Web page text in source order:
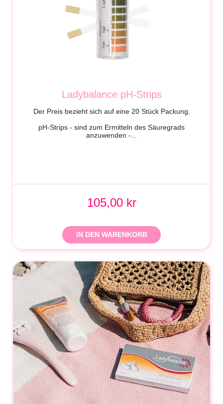
Ladybalance pH-Strips
Der Preis bezieht sich auf eine 20 Stück Packung.
pH-Strips - sind zum Ermitteln des Säuregrads
anzuwenden -...
105,00 kr
IN DEN WARENKORB